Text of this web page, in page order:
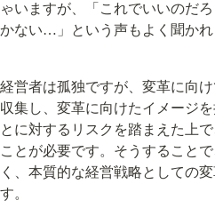
ゃいますが、「これでいいのだ
かない…」という声もよく聞かれ
経営者は孤独ですが、変革に向
収集し、変革に向けたイメージ
とに対するリスクを踏まえた上
ことが必要です。そうすること
く、本質的な経営戦略としての
す。